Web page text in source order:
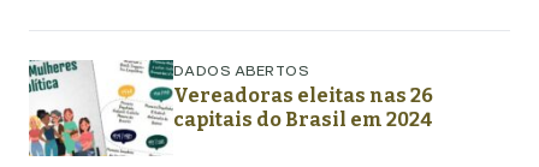
DADOS ABERTOS
Vereadoras eleitas nas 26
capitais do Brasil em 2024